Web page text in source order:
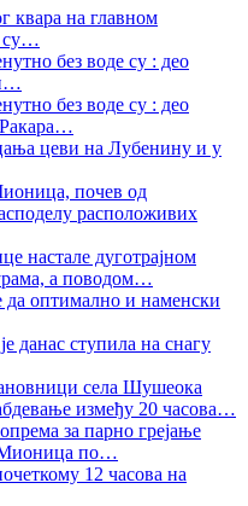
квара на главном
…
без воде су : део
…
без воде су : део
…
цеви на Лубенину и у
почев од
расположивих
настале дуготрајном
а поводом…
да оптимално и наменски
данас ступила на снагу
села Шушеока
између 20 часова…
за парно грејање
по…
12 часова на